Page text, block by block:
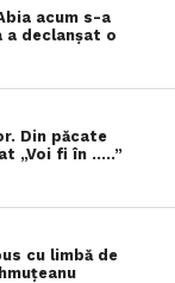
acum s-a
a declanșat o
Din păcate
„Voi fi în …..”
cu limbă de